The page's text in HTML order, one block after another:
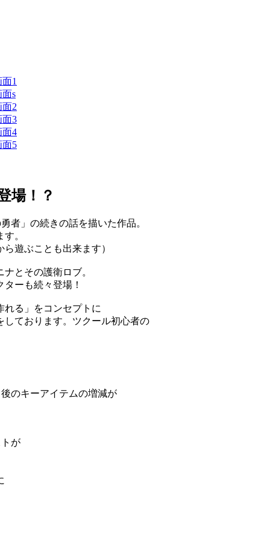
場！？
」の続きの話を描いた作品。
。
遊ぶことも出来ます）
とその護衛ロブ。
ーも続々登場！
る」をコンセプトに
ております。ツクール初心者の
のキーアイテムの増減が
が